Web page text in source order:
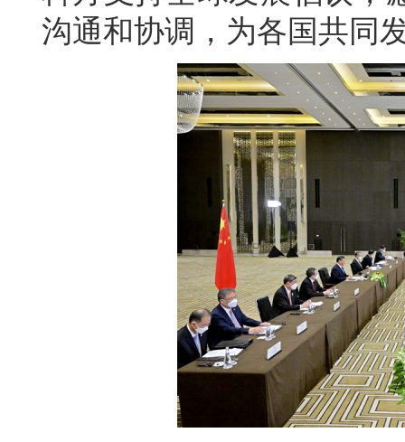
沟通和协调，为各国共同